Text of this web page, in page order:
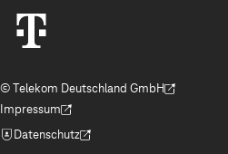
© Telekom Deutschland GmbH
(Der Link wird in einem neuen Tab geöffnet)
Impressum
(Der Link wird in einem neuen Tab geöffnet)
Datenschutz
(Der Link wird in einem neuen Tab geöffnet)